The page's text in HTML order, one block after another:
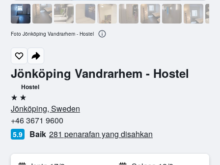
Jönköping Vandrarhem - Hostel
Hostel
2 bintang
Jönköping, Sweden
+46 3671 9600
5.9 Baik 281 penarafan yang disahkan
Foto Jönköping Vandrarhem - Hostel